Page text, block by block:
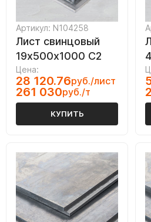
Артикул: N104258
Лист свинцовый
19х500х1000 С2
Цена:
28 120.76руб./лист
261 030руб./т
КУПИТЬ